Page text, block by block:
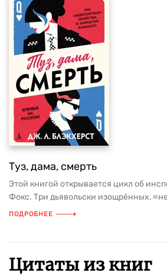
Туз, дама, смерть
Этой книгой открывается цикл об
Фокс. Три дьявольски изощрённых,
ПОДРОБНЕЕ
Цитаты из книг